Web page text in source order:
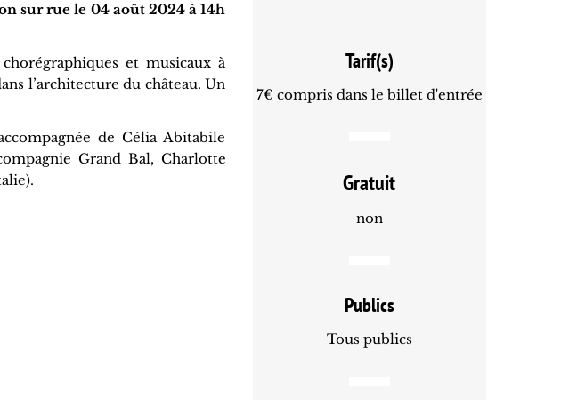
sur rue le 04 août 2024 à 14h
et musicaux à
l’architecture du château. Un
de Célia Abitabile
Grand Bal, Charlotte
Tarif(s)
7€ compris dans le billet d'entrée
Gratuit
non
Publics
Tous publics